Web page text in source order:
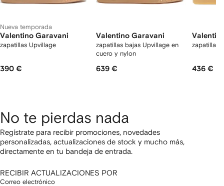
Nueva temporada
Valentino Garavani
zapatillas Upvillage
390 €
Valentino Garavani
zapatillas bajas Upvillage en
cuero y nylon
639 €
zapatillas
436 €
No te pierdas nada
Regístrate para recibir promociones, novedades
personalizadas, actualizaciones de stock y mucho más,
directamente en tu bandeja de entrada.
RECIBIR ACTUALIZACIONES POR
Correo electrónico